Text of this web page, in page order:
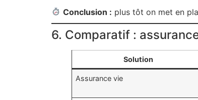
Conclusion : plus tôt on met en
6. Comparatif :
Solution
Assurance vie